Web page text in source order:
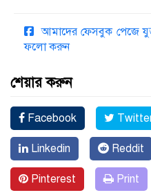
আমাদের ফেসবুক পেজে
ফলো করুন
শেয়ার করুন
Facebook
Linkedin Reddit
Pinterest Print